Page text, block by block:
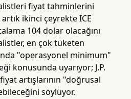
fiyat tahminlerini
ikinci çeyrekte ICE
104 dolar olacağını
en çok tüketen
"operasyonel minimum"
konusunda uyarıyor; J.P.
artışlarının "doğrusal
söylüyor.